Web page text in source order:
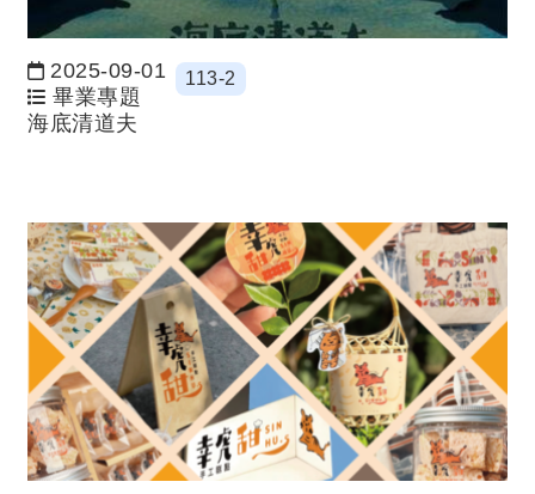
日期：
2025-09-01
畢業專題
113-2
海底清道夫